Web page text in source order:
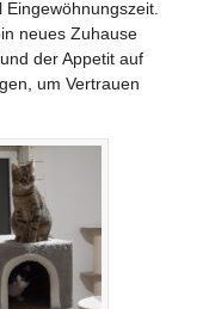
neues Zuhause
der Appetit auf
um Vertrauen